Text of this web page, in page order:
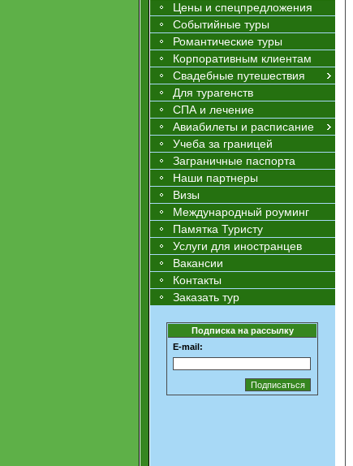
Цены и спецпредложения
Событийные туры
Романтические туры
Корпоративным клиентам
Свадебные путешествия
Для турагенств
СПА и лечение
Авиабилеты и расписание
Учеба за границей
Заграничные паспорта
Наши партнеры
Визы
Международный роуминг
Памятка Туристу
Услуги для иностранцев
Вакансии
Контакты
Заказать тур
Подписка на рассылку
E-mail: